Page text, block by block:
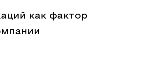
как фактор